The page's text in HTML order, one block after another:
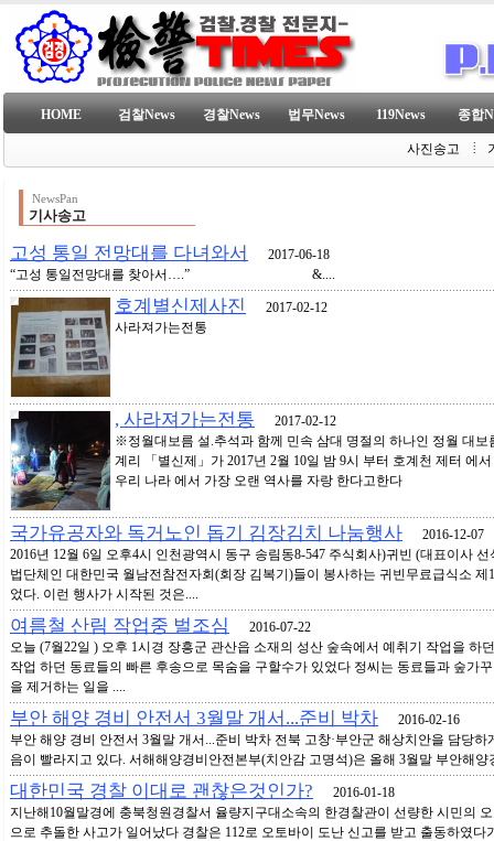
HOME 검찰News 경찰News 법무News 119News 종합
사진송고
NewsPan
기사송고
고성 통일 전망대를 다녀와서
2017-06-18
“고성 통일전망대를 찾아서….” &....
호계별신제사진
2017-02-12
사라져가는전통
, 사라져가는전통 2017-02-12
※정월대보름 설.추석과 함께 민속 삼대 명절의 하나인 정월 대
계리 「별신제」가 2017년 2월 10일 밤 9시 부터 호계천 제터 에
우리 나라 에서 가장 오랜 역사를 자랑 한다고한다
국가유공자와 독거노인 돕기 김장김치 나눔행사 2016-12-07
2016년 12월 6일 오후4시 인천광역시 동구 송림동8-547 주식회사)귀빈 (대표이사
법단체인 대한민국 월남전참전자회(회장 김복기)들이 봉사하는 귀빈무료급식소
었다. 이런 행사가 시작된 것은....
여름철 산림 작업중 벌조심
2016-07-22
오늘 (7월22일 ) 오후 1시경 장흥군 관산읍 소재의 성산 숲속에서 예취기 작업을 하
작업 하던 동료들의 빠른 후송으로 목숨을 구할수가 있었다 정씨는 동료들과 숲가
을 제거하는 일을 ....
부안 해양 경비 안전서 3월말 개서...준비 박차 2016-02-16
부안 해양 경비 안전서 3월말 개서...준비 박차 전북 고창·부안군 해상치안을 담당
음이 빨라지고 있다. 서해해양경비안전본부(치안감 고명석)은 올해 3월말 부안해양
대한민국 경찰 이대로 괜찮은것인가? 2016-01-18
지난해10월말경에 충북청원경찰서 율량지구대소속의 한경찰관이 선량한 시민의
으로 추돌한 사고가 일어났다 경찰은 112로 오토바이 도난 신고를 받고 출동하였